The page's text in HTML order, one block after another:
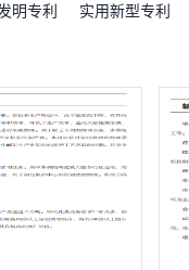
明专利 实用新型专利